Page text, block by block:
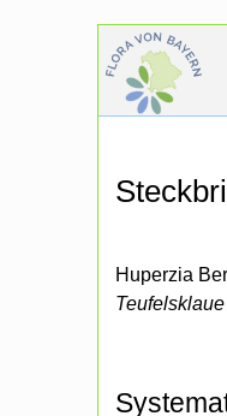
Huperzia
Teufelsklaue